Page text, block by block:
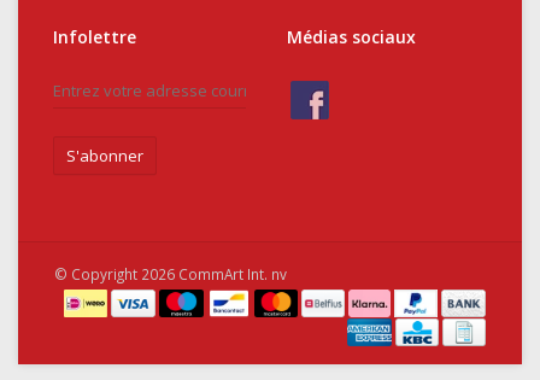
Infolettre
S'abonner
Médias sociaux
© Copyright 2026 CommArt Int. nv